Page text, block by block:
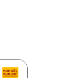
สินค้าลดราคา เคลี